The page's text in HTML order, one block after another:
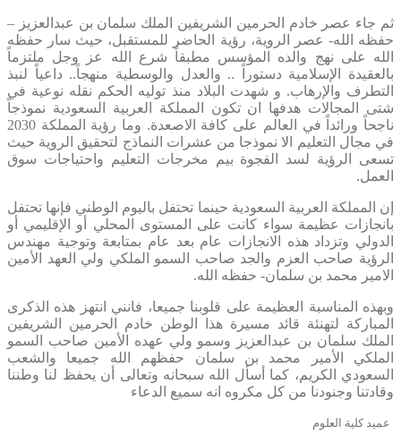
ثم جاء عصر خادم الحرمين الشريفين الملك سلمان بن عبدالعزيز –
حفظه الله- عصر الروية، رؤية الحاضر للمستقبل، حيث سار حفظه
الله على نهج والده المؤسس مطبقاً شرع الله عز وجل ملتزماً
بالعقيدة الإسلامية دستوراً .. والعدل والوسطية منهجاً.. داعياً لنبذ
التطرف والإرهاب. و شهدت البلاد منذ توليه الحكم نقله نوعية في
شتى المجالات هدفها ان تكون المملكة العربية السعودية نموذجاً
ناجحاً ورائداً في العالم على كافة الاصعدة. وما رؤية المملكة 2030
في مجال التعليم الا نموذجا من عشرات النماذج لتحقيق الروية حيث
تسعى الرؤية لسد الفجوة بيم مخرجات التعليم واحتياجات سوق
العمل.
إن المملكة العربية السعودية حينما تحتفل باليوم الوطني فإنها تحتفل
بانجازات عظيمة سواء كانت على المستوى المحلي أو الإقليمي أو
الدولي وتزداد هذه الانجازات عام بعد عام بمتابعة وتوجية مهندس
الرؤية صاحب العزم والجد صاحب السمو الملكي ولي العهد الأمين
الامير محمد بن سلمان- حفظه الله.
وبهذه المناسبة العظيمة على قلوبنا جميعا، فانني انتهز هذه الذكرى
المباركة لتهنئة قائد مسيرة هذا الوطن خادم الحرمين الشريفين
الملك سلمان بن عبدالعزيز وسمو ولي عهده الأمين صاحب السمو
الملكي الأمير محمد بن سلمان حفظهم الله جميعا والشعب
السعودي الكريم، كما أسأل الله سبحانه وتعالى أن يحفظ لنا وطننا
وقادتنا وجنودنا من كل مكروه انه سميع الدعاء
عميد كلية العلوم